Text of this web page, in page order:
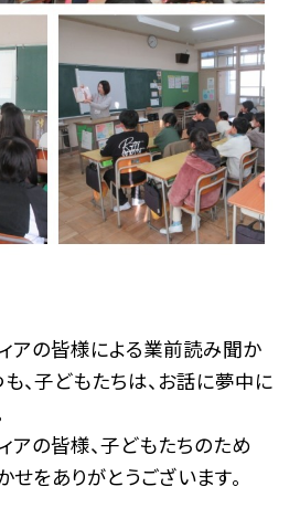
アの皆様による業前読み聞か
、子どもたちは、お話に夢中に
アの皆様、子どもたちのため
せをありがとうございます。